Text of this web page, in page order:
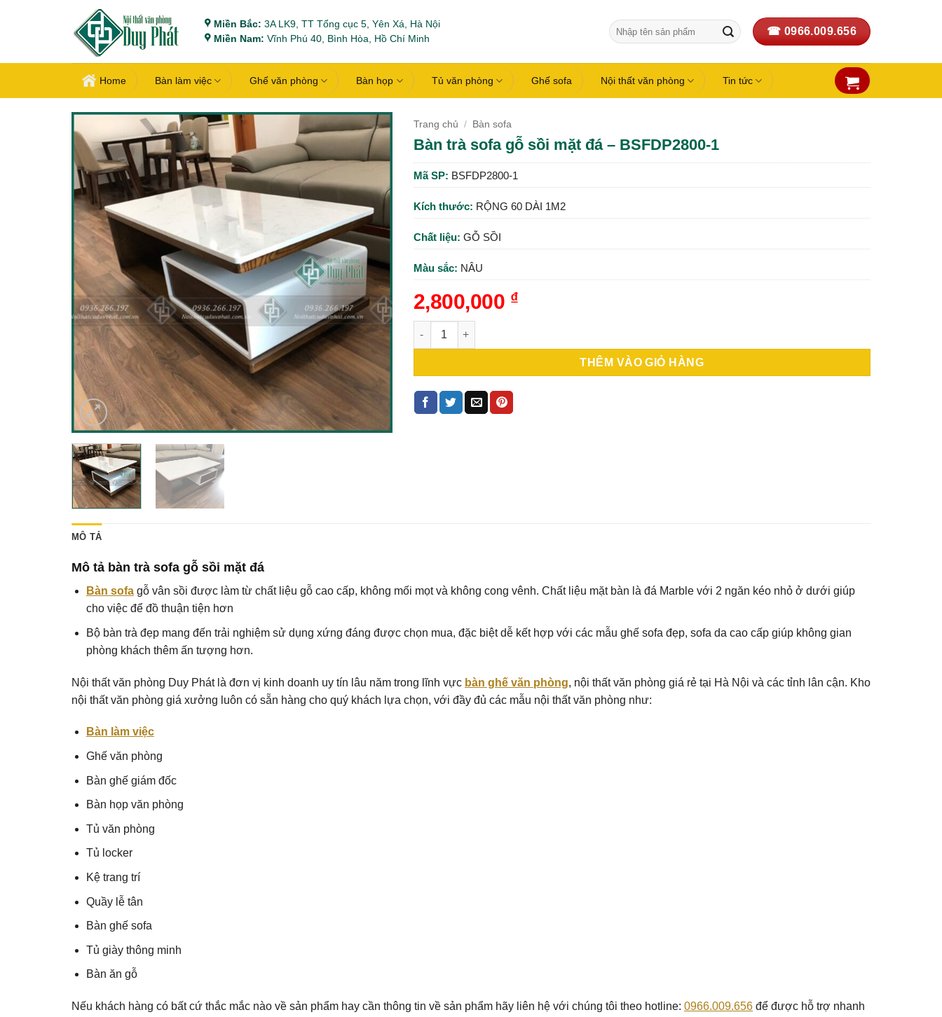
dung
Miền Bắc: 3A LK9, TT Tổng cục 5, Yên Xá, Hà Nội
Miền Nam: Vĩnh Phú 40, Bình Hòa, Hồ Chí Minh
Tìm
kiếm:
☎ 0966.009.656
Home Bàn làm việc Ghế văn phòng Bàn họp Tủ văn phòng Ghế sofa Nội thất văn phòng Tin tức
Trang chủ / Bàn sofa
Bàn trà sofa gỗ sồi mặt đá – BSFDP2800-1
Mã SP: BSFDP2800-1
Kích thước: RỘNG 60 DÀI 1M2
Chất liệu: GỖ SỒI
Màu sắc: NÂU
2,800,000 ₫
Bàn trà sofa gỗ sồi mặt đá – BSFDP2800-1 số lượng
THÊM VÀO GIỎ HÀNG
MÔ TẢ
Mô tả bàn trà sofa gỗ sồi mặt đá
Bàn sofagỗ vân sồi được làm từ chất liệu gỗ cao cấp, không mối mọt và không cong vênh. Chất liệu mặt bàn là đá Marble với 2 ngăn kéo nhỏ ở dưới giúp
cho việc để đồ thuận tiện hơn
Bộ bàn trà đẹp mang đến trải nghiệm sử dụng xứng đáng được chọn mua, đặc biệt dễ kết hợp với các mẫu ghế sofa đẹp, sofa da cao cấp giúp không gian
phòng khách thêm ấn tượng hơn.
Nội thất văn phòng Duy Phát là đơn vị kinh doanh uy tín lâu năm trong lĩnh vực bàn ghế văn phòng, nội thất văn phòng giá rẻ tại Hà Nội và các tỉnh lân cận. Kho
nội thất văn phòng giá xưởng luôn có sẵn hàng cho quý khách lựa chọn, với đầy đủ các mẫu nội thất văn phòng như:
Bàn làm việc
Ghế văn phòng
Bàn ghế giám đốc
Bàn họp văn phòng
Tủ văn phòng
Tủ locker
Kệ trang trí
Quầy lễ tân
Bàn ghế sofa
Tủ giày thông minh
Bàn ăn gỗ
Nếu khách hàng có bất cứ thắc mắc nào về sản phẩm hay cần thông tin về sản phẩm hãy liên hệ với chúng tôi theo hotline: 0966.009.656 để được hỗ trợ nhanh